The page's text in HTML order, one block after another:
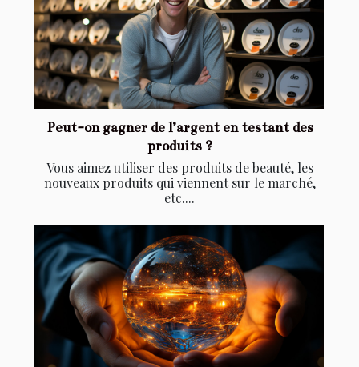
Peut-on gagner de l’argent en testant des
produits ?
Vous aimez utiliser des produits de beauté, les
nouveaux produits qui viennent sur le marché,
etc....